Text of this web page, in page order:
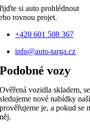
si auto prohlédnout
rovnou projet.
+420 601 508 367
info@auto-targa.cz
Podobné vozy
Ověřená vozidla skladem,
sledujeme nové nabídky
prověřujeme je, a pokud se
něj.